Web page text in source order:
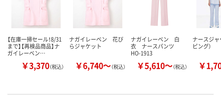
カゴへ カゴへ カ
【在庫一掃セール！8/31
まで】【再検品商品】ナ
ガイレーベン…
￥3,370（税込）
ナガイレーベン 花び
らジャケット
￥6,740～（税込）
ナガイレーベン 白
衣 ナースパンツ
HO-1913
￥5,610～（税込）
ナースジャ
ピング）
￥